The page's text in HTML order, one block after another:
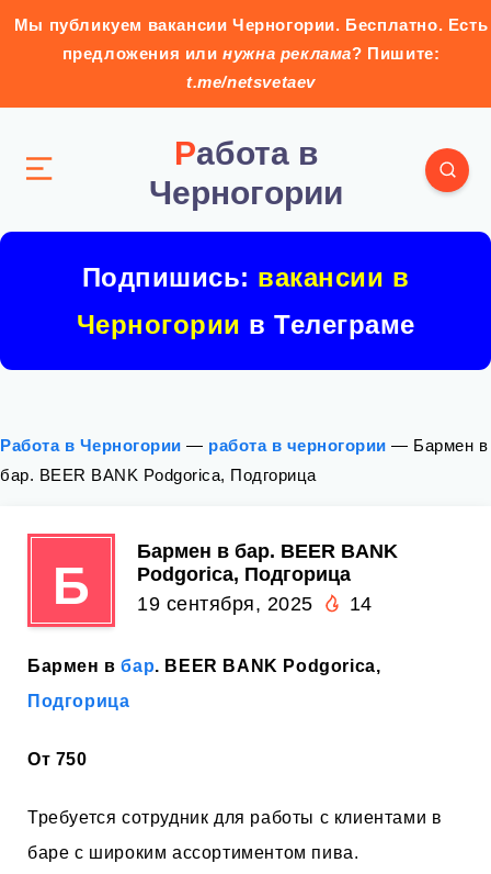
Мы публикуем вакансии Черногории. Бесплатно. Есть
предложения илинужна реклама? Пишите:
t.me/netsvetaev
Работа в
Черногории
Подпишись: вакансии в
Черногории в Телеграме
Работа в Черногории — работа в черногории — Бармен в
бар. BEER BANK Podgorica, Подгорица
Б
Бармен в бар. BEER BANK
Podgorica, Подгорица
19 сентября, 2025
14
Бармен вбар. BEER BANK Podgorica,
Подгорица
От 750
Требуется сотрудник для работы с клиентами в
баре с широким ассортиментом пива.